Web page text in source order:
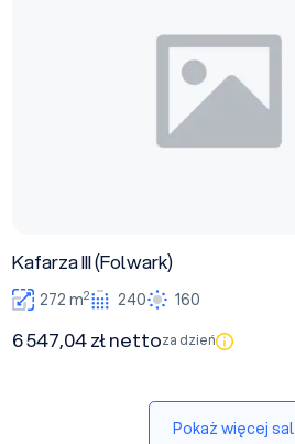
Kafarza III (Folwark)
272 m2 240 160
6 547,04 zł nettoza dzień
Pokaż więcej sal